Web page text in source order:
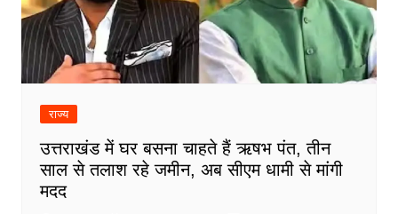
राज्य
उत्तराखंड में घर बसना चाहते हैं ऋषभ पंत, तीन
साल से तलाश रहे जमीन, अब सीएम धामी से मांगी
मदद